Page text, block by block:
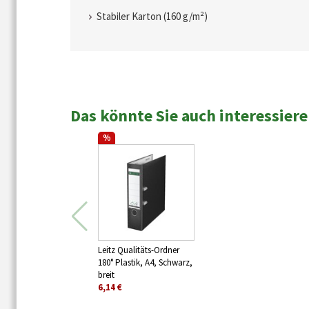
Stabiler Karton (160 g/m²)
Das könnte Sie auch
%
Leitz Qualitäts-Ordner
180° Plastik, A4, Schwarz,
breit
6,14 €